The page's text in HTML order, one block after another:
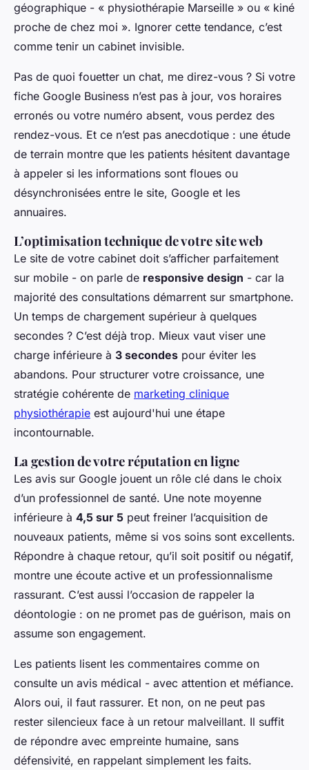
géographique - « physiothérapie Marseille » ou « kiné
proche de chez moi ». Ignorer cette tendance, c’est
comme tenir un cabinet invisible.
Pas de quoi fouetter un chat, me direz-vous ? Si votre
fiche Google Business n’est pas à jour, vos horaires
erronés ou votre numéro absent, vous perdez des
rendez-vous. Et ce n’est pas anecdotique : une étude
de terrain montre que les patients hésitent davantage
à appeler si les informations sont floues ou
désynchronisées entre le site, Google et les
annuaires.
L’optimisation technique de votre site web
Le site de votre cabinet doit s’afficher parfaitement
sur mobile - on parle de responsive design - car la
majorité des consultations démarrent sur smartphone.
Un temps de chargement supérieur à quelques
secondes ? C’est déjà trop. Mieux vaut viser une
charge inférieure à 3 secondes pour éviter les
abandons. Pour structurer votre croissance, une
stratégie cohérente de marketing clinique
physiothérapie est aujourd'hui une étape
incontournable.
La gestion de votre réputation en ligne
Les avis sur Google jouent un rôle clé dans le choix
d’un professionnel de santé. Une note moyenne
inférieure à 4,5 sur 5 peut freiner l’acquisition de
nouveaux patients, même si vos soins sont excellents.
Répondre à chaque retour, qu’il soit positif ou négatif,
montre une écoute active et un professionnalisme
rassurant. C’est aussi l’occasion de rappeler la
déontologie : on ne promet pas de guérison, mais on
assume son engagement.
Les patients lisent les commentaires comme on
consulte un avis médical - avec attention et méfiance.
Alors oui, il faut rassurer. Et non, on ne peut pas
rester silencieux face à un retour malveillant. Il suffit
de répondre avec empreinte humaine, sans
défensivité, en rappelant simplement les faits.